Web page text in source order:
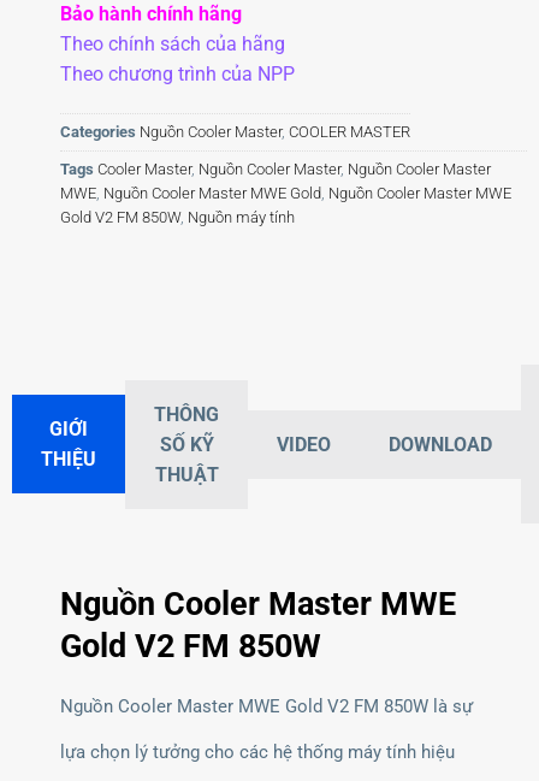
Bảo hành chính hãng
Theo chính sách của hãng
Theo chương trình của NPP
Categories Nguồn Cooler Master, COOLER MASTER
Tags Cooler Master, Nguồn Cooler Master, Nguồn Cooler Master
MWE Nguồn Cooler Master MWE Gold Nguồn Cooler Master MWE
Gold V2 FM 850W, Nguồn máy tính
GIỚI
THIỆU
THÔNG
SỐ KỸ
THUẬT
VIDEO DOWNLOAD
Nguồn Cooler Master MWE
Gold V2 FM 850W
Nguồn Cooler Master MWE Gold V2 FM 850W là sự
lựa chọn lý tưởng cho các hệ thống máy tính hiệu